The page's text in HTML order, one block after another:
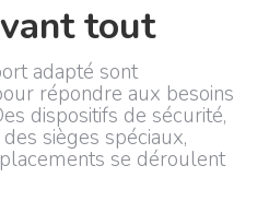
tout
adapté sont
répondre aux besoins
dispositifs de sécurité,
sièges spéciaux,
se déroulent